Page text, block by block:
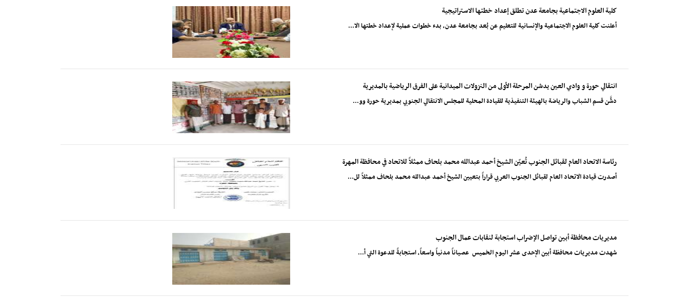
كلية العلوم الاجتماعية بجامعة عدن تطلق إعداد خطتها الاستراتيجية
أعلنت كلية العلوم الاجتماعية والإنسانية للتعليم عن بُعد بجامعة عدن، بدء خطوات عملية لإعداد خطتها الا...
انتقالي حورة و وادي العين يدشن المرحلة الأولى من النزولات الميدانية على الفرق الرياضية بالمديرية
دشَّن قسم الشباب والرياضة بالهيئة التنفيذية للقيادة المحلية للمجلس الانتقالي الجنوبي بمديرية حورة وو...
رئاسة الاتحاد العام لقبائل الجنوب تُعيّن الشيخ أحمد عبدالله محمد بلحاف ممثلاً للاتحاد في محافظة المهرة
أصدرت قيادة الاتحاد العام لقبائل الجنوب العربي قراراً بتعيين الشيخ أحمد عبدالله محمد بلحاف ممثلاً لل...
مديريات محافظة أبين تواصل الإضراب استجابة لنقابات عمال الجنوب
شهدت مديريات محافظة أبين الإحدى عشر اليوم الخميس عصياناً مدنياً واسعاً، استجابةً للدعوة التي أ...